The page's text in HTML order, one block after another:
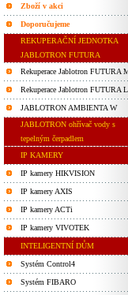
Zboží v akci
Doporučujeme
REKUPERAČNÍ JEDNOTKA
JABLOTRON FUTURA
Rekuperace Jablotron FUTURA
Rekuperace Jablotron FUTURA L
JABLOTRON AMBIENTA W
JABLOTRON ohřívač vody s
tepelným čerpadlem
IP KAMERY
IP kamery HIKVISION
IP kamery AXIS
IP kamery ACTi
IP kamery VIVOTEK
INTELIGENTNÍ DŮM
Systém Control4
Systém FIBARO